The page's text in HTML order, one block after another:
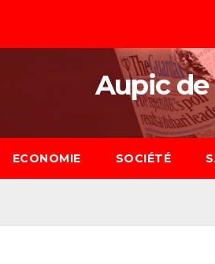
Aupic
ECONOMIE SOCIÉTÉ